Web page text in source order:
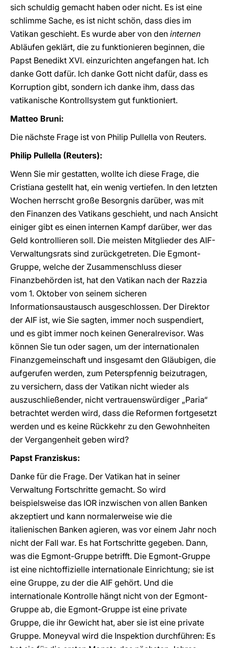
sich schuldig gemacht haben oder nicht. Es ist eine
schlimme Sache, es ist nicht schön, dass dies im
Vatikan geschieht. Es wurde aber von den internen
Abläufen geklärt, die zu funktionieren beginnen, die
Papst Benedikt XVI. einzurichten angefangen hat. Ich
danke Gott dafür. Ich danke Gott nicht dafür, dass es
Korruption gibt, sondern ich danke ihm, dass das
vatikanische Kontrollsystem gut funktioniert.
Matteo Bruni:
Die nächste Frage ist von Philip Pullella von Reuters.
Philip Pullella (Reuters):
Wenn Sie mir gestatten, wollte ich diese Frage, die
Cristiana gestellt hat, ein wenig vertiefen. In den letzten
Wochen herrscht große Besorgnis darüber, was mit
den Finanzen des Vatikans geschieht, und nach Ansicht
einiger gibt es einen internen Kampf darüber, wer das
Geld kontrollieren soll. Die meisten Mitglieder des AIF-
Verwaltungsrats sind zurückgetreten. Die Egmont-
Gruppe, welche der Zusammenschluss dieser
Finanzbehörden ist, hat den Vatikan nach der Razzia
vom 1. Oktober von seinem sicheren
Informationsaustausch ausgeschlossen. Der Direktor
der AIF ist, wie Sie sagten, immer noch suspendiert,
und es gibt immer noch keinen Generalrevisor. Was
können Sie tun oder sagen, um der internationalen
Finanzgemeinschaft und insgesamt den Gläubigen, die
aufgerufen werden, zum Peterspfennig beizutragen,
zu versichern, dass der Vatikan nicht wieder als
auszuschließender, nicht vertrauenswürdiger „Paria“
betrachtet werden wird, dass die Reformen fortgesetzt
werden und es keine Rückkehr zu den Gewohnheiten
der Vergangenheit geben wird?
Papst Franziskus:
Danke für die Frage. Der Vatikan hat in seiner
Verwaltung Fortschritte gemacht. So wird
beispielsweise das IOR inzwischen von allen Banken
akzeptiert und kann normalerweise wie die
italienischen Banken agieren, was vor einem Jahr noch
nicht der Fall war. Es hat Fortschritte gegeben. Dann,
was die Egmont-Gruppe betrifft. Die Egmont-Gruppe
ist eine nichtoffizielle internationale Einrichtung; sie ist
eine Gruppe, zu der die AIF gehört. Und die
internationale Kontrolle hängt nicht von der Egmont-
Gruppe ab, die Egmont-Gruppe ist eine private
Gruppe, die ihr Gewicht hat, aber sie ist eine private
Gruppe. Moneyval wird die Inspektion durchführen: Es